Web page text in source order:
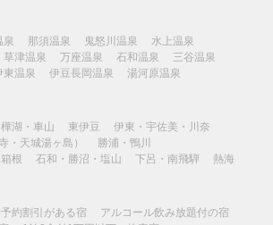
泉 那須温泉 鬼怒川温泉
水上温泉
草津温泉 万座温泉 石和温泉
三谷温泉
東温泉 伊豆長岡温泉 湯河原温泉
湖・車山 東伊豆
伊東・宇佐美・川奈
・天城湯ヶ島）
勝浦・鴨川
箱根 石和・勝沼・塩山 下呂・南飛騨 熱海
約割引がある宿
アルコール飲み放題付の宿